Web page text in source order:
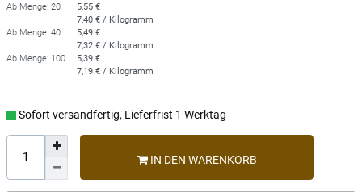
Ab Menge: 20
5,55 €
7,40 € / Kilogramm
Ab Menge: 40
5,49 €
7,32 € / Kilogramm
Ab Menge: 100
5,39 €
7,19 € / Kilogramm
Sofort versandfertig, Lieferfrist 1 Werktag
IN DEN WARENKORB